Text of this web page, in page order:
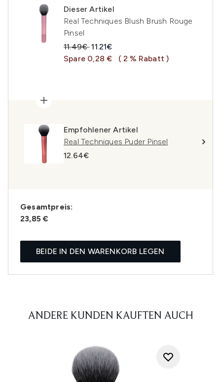
Dieser Artikel
Real Techniques Blush Brush Rouge
Pinsel
Unverbindliche Preisempfehlung:
11.49€Aktueller Preis:
11.21€
Spare 0,28 €
( 2 % Rabatt )
Empfohlener Artikel
Real Techniques Puder Pinsel
12.64€
Gesamtpreis:
23,85 €
BEIDE IN DEN WARENKORB LEGEN
ANDERE KUNDEN KAUFTEN AUCH